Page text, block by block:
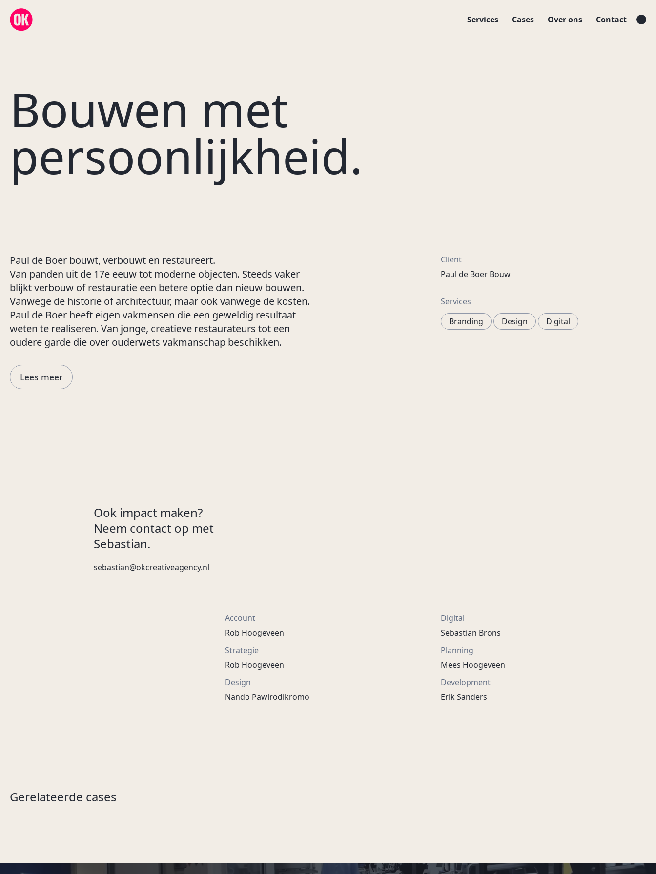
OK Creative Agency
Services Cases Over ons Contact
Bouwen met
persoonlijkheid.
Paul de Boer bouwt, verbouwt en restaureert.
Van panden uit de 17e eeuw tot moderne objecten. Steeds vaker
blijkt verbouw of restauratie een betere optie dan nieuw bouwen.
Vanwege de historie of architectuur, maar ook vanwege de kosten.
Paul de Boer heeft eigen vakmensen die een geweldig resultaat
weten te realiseren. Van jonge, creatieve restaurateurs tot een
oudere garde die over ouderwets vakmanschap beschikken.
Lees meer
Client
Paul de Boer Bouw
Services
Branding
Design Digital
Ook impact maken?
Neem contact op met
Sebastian.
sebastian@okcreativeagency.nl
Account
Rob Hoogeveen
Digital
Sebastian Brons
Strategie
Rob Hoogeveen
Planning
Mees Hoogeveen
Design
Nando Pawirodikromo
Development
Erik Sanders
Gerelateerde cases
Maak kleine